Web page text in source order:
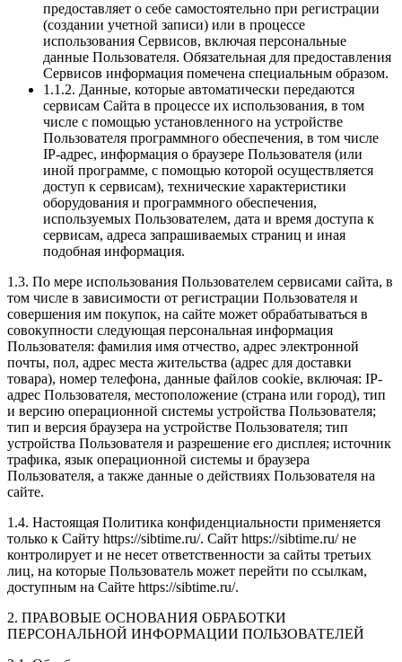
предоставляет о себе самостоятельно при регистрации
(создании учетной записи) или в процессе
использования Сервисов, включая персональные
данные Пользователя. Обязательная для предоставления
Сервисов информация помечена специальным образом.
1.1.2. Данные, которые автоматически передаются
сервисам Сайта в процессе их использования, в том
числе с помощью установленного на устройстве
Пользователя программного обеспечения, в том числе
IP-адрес, информация о браузере Пользователя (или
иной программе, с помощью которой осуществляется
доступ к сервисам), технические характеристики
оборудования и программного обеспечения,
используемых Пользователем, дата и время доступа к
сервисам, адреса запрашиваемых страниц и иная
подобная информация.
1.3. По мере использования Пользователем сервисами сайта, в
том числе в зависимости от регистрации Пользователя и
совершения им покупок, на сайте может обрабатываться в
совокупности следующая персональная информация
Пользователя: фамилия имя отчество, адрес электронной
почты, пол, адрес места жительства (адрес для доставки
товара), номер телефона, данные файлов cookie, включая: IP-
адрес Пользователя, местоположение (страна или город), тип
и версию операционной системы устройства Пользователя;
тип и версия браузера на устройстве Пользователя; тип
устройства Пользователя и разрешение его дисплея; источник
трафика, язык операционной системы и браузера
Пользователя, а также данные о действиях Пользователя на
сайте.
1.4. Настоящая Политика конфиденциальности применяется
только к Сайту https://sibtime.ru/. Сайт https://sibtime.ru/ не
контролирует и не несет ответственности за сайты третьих
лиц, на которые Пользователь может перейти по ссылкам,
доступным на Сайте https://sibtime.ru/.
2. ПРАВОВЫЕ ОСНОВАНИЯ ОБРАБОТКИ
ПЕРСОНАЛЬНОЙ ИНФОРМАЦИИ ПОЛЬЗОВАТЕЛЕЙ